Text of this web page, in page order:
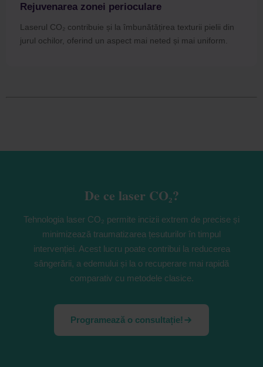
Rejuvenarea zonei perioculare
Laserul CO₂ contribuie și la îmbunătățirea texturii pielii din
jurul ochilor, oferind un aspect mai neted și mai uniform.
De ce laser CO₂?
Tehnologia laser CO₂ permite incizii extrem de precise și
minimizează traumatizarea țesuturilor în timpul
intervenției. Acest lucru poate contribui la reducerea
sângerării, a edemului și la o recuperare mai rapidă
comparativ cu metodele clasice.
Programează o consultație!